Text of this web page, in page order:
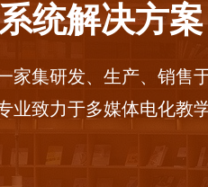
统解决方案
家集研发、生产、销售
业致力于多媒体电化教